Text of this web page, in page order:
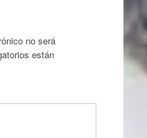
no será
están